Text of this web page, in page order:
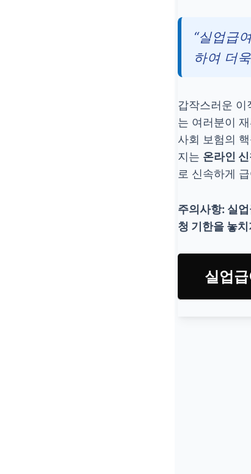
“실업급
하여 더
갑작스러운 이
는 여러분이
사회 보험의
지는 온라인 신
로 신속하게
주의사항: 실
청 기한을 놓
실업